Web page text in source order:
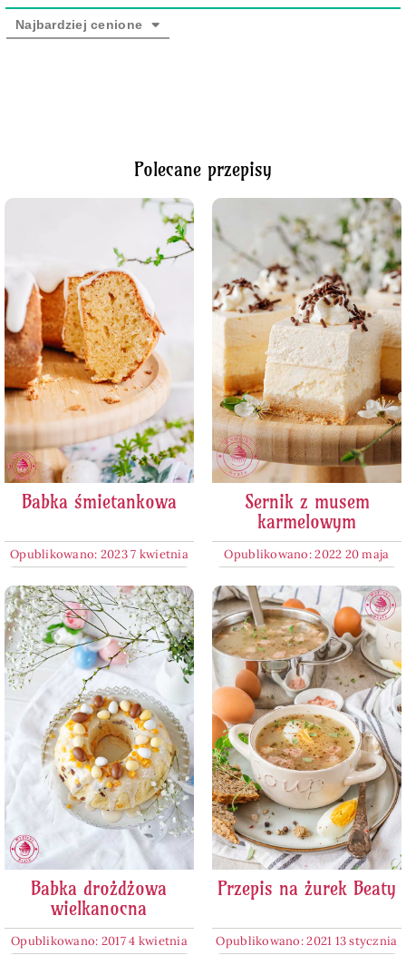
Najbardziej cenione
Polecane przepisy
Babka śmietankowa
Opublikowano: 2023 7 kwietnia
Sernik z musem
karmelowym
Opublikowano: 2022 20 maja
Babka drożdżowa
wielkanocna
Opublikowano: 2017 4 kwietnia
Przepis na żurek Beaty
Opublikowano: 2021 13 stycznia